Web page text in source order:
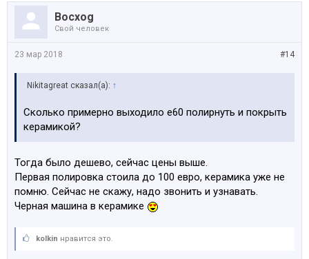
Bocxog
Свой человек
#14
23 мар 2018
Nikitagreat сказал(а): ↑
Сколько примерно выходило е60 полирнуть и покрыть
керамикой?
Тогда было дешево, сейчас цены выше.
Первая полировка стоила до 100 евро, керамика уже не
помню. Сейчас не скажу, надо звонить и узнавать.
Черная машина в керамике
kolkin нравится это.